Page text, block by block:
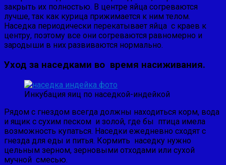
закрыть их полностью. В центре яйца согреваются
лучше, так как курица прижимается к ним телом.
Наседка периодически перекатывает яйца с краев к
центру, поэтому все они согреваются равномерно и
зародыши в них развиваются нормально.
Уход за наседками во время насиживания.
Инкубация яиц по наседкой-индейкой
Рядом с гнездом всегда должны находиться корм, вода
и ящик с сухим песком и золой, где бы птица имела
возможность купаться. Наседки ежедневно сходят с
гнезда для еды и питья. Кормить наседку нужно
цельным зерном, зерновыми отходами или сухой
мучной смесью.